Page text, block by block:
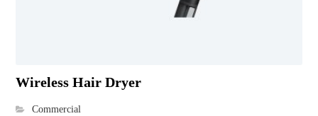
Wireless Hair Dryer
Commercial